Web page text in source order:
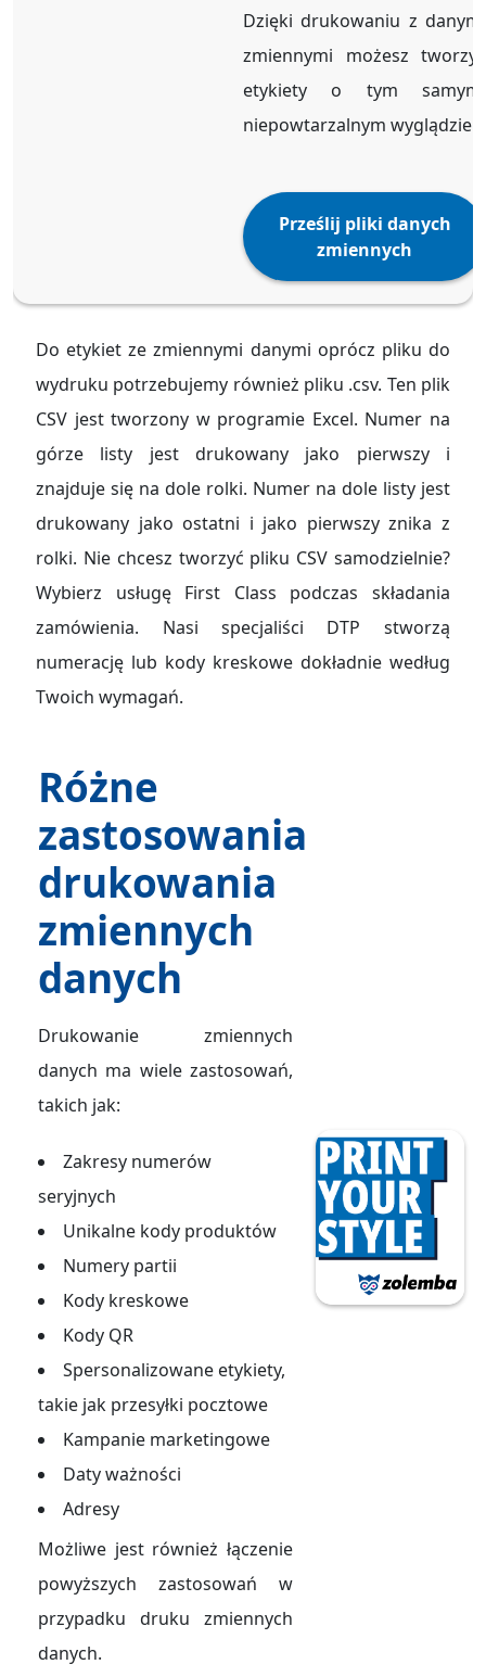
Dzięki drukowaniu z danymi
zmiennymi możesz tworzyć
etykiety o tym samym,
niepowtarzalnym wyglądzie.
Prześlij pliki danych
zmiennych
Do etykiet ze zmiennymi danymi oprócz pliku do
wydruku potrzebujemy również pliku .csv. Ten plik
CSV jest tworzony w programie Excel. Numer na
górze listy jest drukowany jako pierwszy i
znajduje się na dole rolki. Numer na dole listy jest
drukowany jako ostatni i jako pierwszy znika z
rolki. Nie chcesz tworzyć pliku CSV samodzielnie?
Wybierz usługę First Class podczas składania
zamówienia. Nasi specjaliści DTP stworzą
numerację lub kody kreskowe dokładnie według
Twoich wymagań.
Różne
zastosowania
drukowania
zmiennych
danych
Drukowanie zmiennych
danych ma wiele zastosowań,
takich jak:
Zakresy numerów
seryjnych
Unikalne kody produktów
Numery partii
Kody kreskowe
Kody QR
Spersonalizowane etykiety,
takie jak przesyłki pocztowe
Kampanie marketingowe
Daty ważności
Adresy
Możliwe jest również łączenie
powyższych zastosowań w
przypadku druku zmiennych
danych.